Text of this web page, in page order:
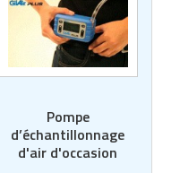
Pompe
d’échantillonnage
d'air d'occasion